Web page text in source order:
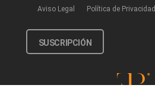
Aviso Legal Política de Privacidad
SUSCRIPCIÓN